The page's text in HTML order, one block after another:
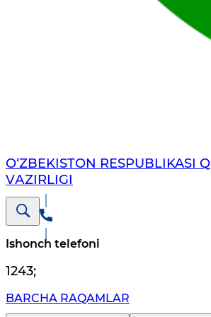
O‘ZBEKISTON RESPUBLIKASI
VАZIRLIGI
Ishonch telefoni
1243;
BARCHA RAQAMLAR